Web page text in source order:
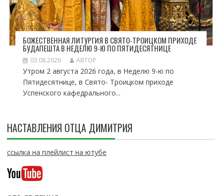
БОЖЕСТВЕННАЯ ЛИТУРГИЯ В СВЯТО-ТРОИЦКОМ ПРИХОДЕ
БУДАПЕШТА В НЕДЕЛЮ 9-Ю ПО ПЯТИДЕСЯТНИЦЕ
03.08.2026 АВТОР
Утром 2 августа 2026 года, в Неделю 9-ю по
Пятидесятнице, в Свято- Троицком приходе
Успенского кафедрального...
НАСТАВЛЕНИЯ ОТЦА ДИМИТРИЯ
ссылка на плейлист на ютубе